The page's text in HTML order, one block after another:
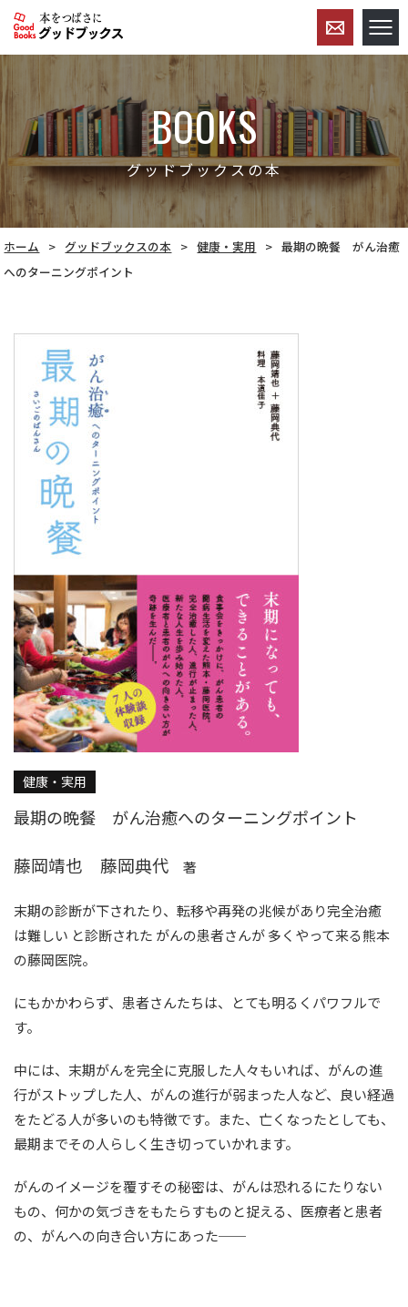
BOOKS
グッドブックスの本
ホーム グッドブックスの本 健康・実用
最期の晩餐 がん治癒
へのターニングポイント
健康・実用
最期の晩餐 がん治癒へのターニングポイント
藤岡靖也 藤岡典代 著
末期の診断が下されたり、転移や再発の兆候があり完全治癒
は難しい と診断された がんの患者さんが 多くやって来る熊本
の藤岡医院。
にもかかわらず、患者さんたちは、とても明るくパワフルで
す。
中には、末期がんを完全に克服した人々もいれば、がんの進
行がストップした人、がんの進行が弱まった人など、良い経過
をたどる人が多いのも特徴です。また、亡くなったとしても、
最期までその人らしく生き切っていかれます。
がんのイメージを覆すその秘密は、がんは恐れるにたりない
もの、何かの気づきをもたらすものと捉える、医療者と患者
の、がんへの向き合い方にあった──